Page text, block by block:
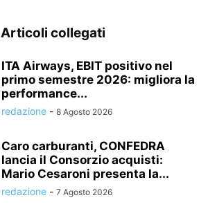
Articoli collegati
ITA Airways, EBIT positivo nel
primo semestre 2026: migliora la
performance...
redazione - 8 Agosto 2026
Caro carburanti, CONFEDRA
lancia il Consorzio acquisti:
Mario Cesaroni presenta la...
redazione - 7 Agosto 2026